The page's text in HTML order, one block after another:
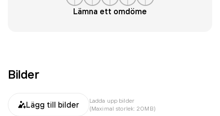
Lämna ett omdöme
Bilder
Lägg till bilder
Ladda upp bilder
(Maximal storlek: 20MB)